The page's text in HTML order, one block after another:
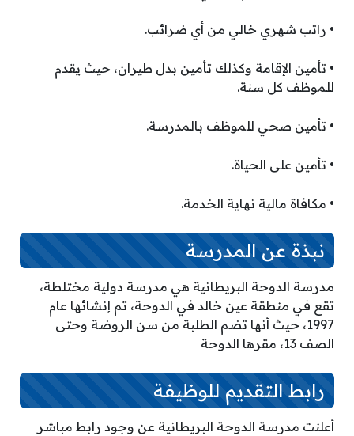
• راتب شهري خالي من أي ضرائب.
• تأمين الإقامة وكذلك تأمين بدل طيران، حيث يقدم
للموظف كل سنة.
• تأمين صحي للموظف بالمدرسة.
• تأمين على الحياة.
• مكافاة مالية نهاية الخدمة.
نبذة عن المدرسة
مدرسة الدوحة البريطانية هي مدرسة دولية مختلطة،
تقع في منطقة عين خالد في الدوحة، تم إنشائها عام
1997، حيث أنها تضم الطلبة من سن الروضة وحتى
الصف 13، مقرها الدوحة
رابط التقديم للوظيفة
أعلنت مدرسة الدوحة البريطانية عن وجود رابط مباشر